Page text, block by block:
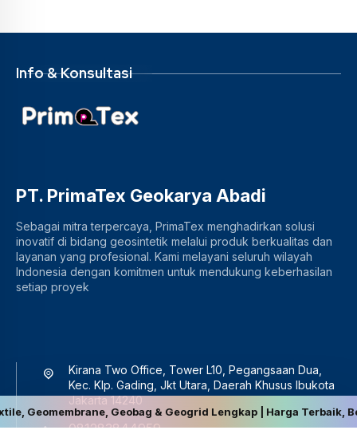
Info & Konsultasi
PT. PrimaTex Geokarya Abadi
Sebagai mitra terpercaya, PrimaTex menghadirkan solusi
inovatif di bidang geosintetik melalui produk berkualitas dan
layanan yang profesional. Kami melayani seluruh wilayah
Indonesia dengan komitmen untuk mendukung keberhasilan
setiap proyek
Kirana Two Office, Tower L10, Pegangsaan Dua,
Kec. Klp. Gading, Jkt Utara, Daerah Khusus Ibukota
Jakarta 14240
Geobag & Geogrid Lengkap | Harga Terbaik, Berkualitas,